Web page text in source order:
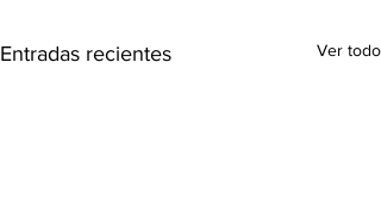
Entradas recientes Ver todo